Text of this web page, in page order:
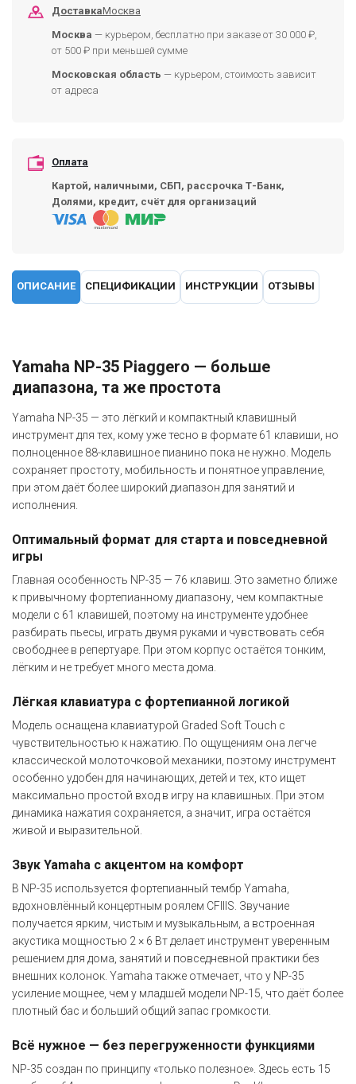
ДоставкаМосква
Москва — курьером, бесплатно при заказе от 30 000 ₽,
от 500 ₽ при меньшей сумме
Московская область — курьером, стоимость зависит
от адреса
Оплата
Картой, наличными, СБП, рассрочка Т-Банк,
Долями, кредит, счёт для организаций
ОПИСАНИЕ СПЕЦИФИКАЦИИ ИНСТРУКЦИИ ОТЗЫВЫ
Yamaha NP-35 Piaggero — больше
диапазона, та же простота
Yamaha NP-35 — это лёгкий и компактный клавишный
инструмент для тех, кому уже тесно в формате 61 клавиши, но
полноценное 88-клавишное пианино пока не нужно. Модель
сохраняет простоту, мобильность и понятное управление,
при этом даёт более широкий диапазон для занятий и
исполнения.
Оптимальный формат для старта и повседневной
игры
Главная особенность NP-35 — 76 клавиш. Это заметно ближе
к привычному фортепианному диапазону, чем компактные
модели с 61 клавишей, поэтому на инструменте удобнее
разбирать пьесы, играть двумя руками и чувствовать себя
свободнее в репертуаре. При этом корпус остаётся тонким,
лёгким и не требует много места дома.
Лёгкая клавиатура с фортепианной логикой
Модель оснащена клавиатурой Graded Soft Touch с
чувствительностью к нажатию. По ощущениям она легче
классической молоточковой механики, поэтому инструмент
особенно удобен для начинающих, детей и тех, кто ищет
максимально простой вход в игру на клавишных. При этом
динамика нажатия сохраняется, а значит, игра остаётся
живой и выразительной.
Звук Yamaha с акцентом на комфорт
В NP-35 используется фортепианный тембр Yamaha,
вдохновлённый концертным роялем CFIIIS. Звучание
получается ярким, чистым и музыкальным, а встроенная
акустика мощностью 2 × 6 Вт делает инструмент уверенным
решением для дома, занятий и повседневной практики без
внешних колонок. Yamaha также отмечает, что у NP-35
усиление мощнее, чем у младшей модели NP-15, что даёт более
плотный бас и больший общий запас громкости.
Всё нужное — без перегруженности функциями
NP-35 создан по принципу «только полезное». Здесь есть 15